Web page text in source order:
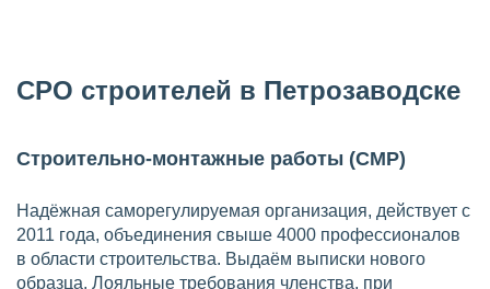
СРО строителей в Петрозаводске
Строительно-монтажные работы (СМР)
Надёжная саморегулируемая организация, действует с
2011 года, объединения свыше 4000 профессионалов
в области строительства. Выдаём выписки нового
образца. Лояльные требования членства, при